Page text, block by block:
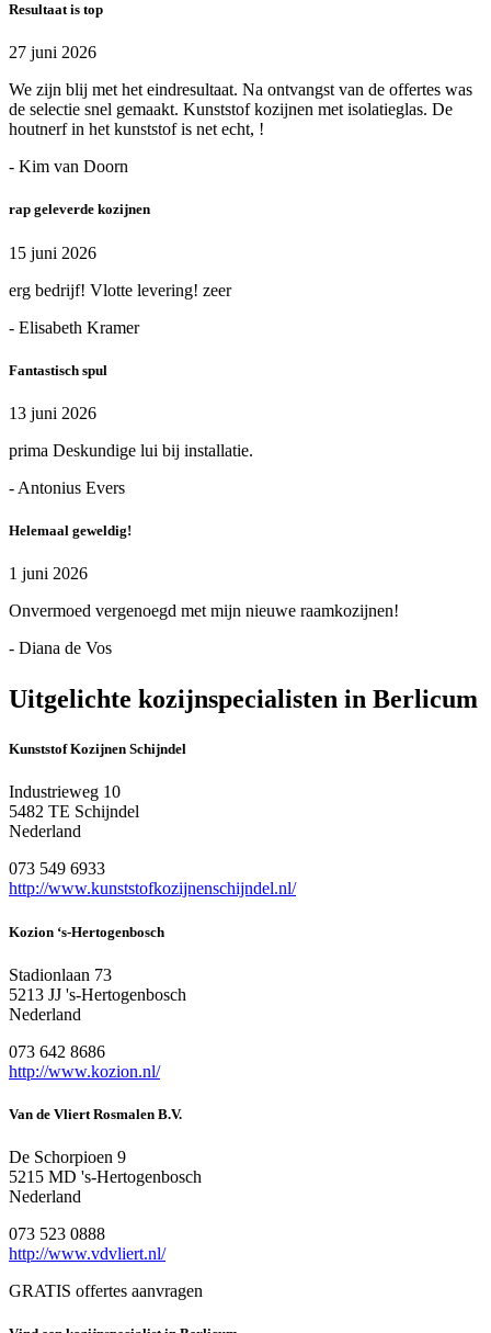
Resultaat is top
27 juni 2026
We zijn blij met het eindresultaat. Na ontvangst van de offertes was
de selectie snel gemaakt. Kunststof kozijnen met isolatieglas. De
houtnerf in het kunststof is net echt, !
- Kim van Doorn
rap geleverde kozijnen
15 juni 2026
erg bedrijf! Vlotte levering! zeer
- Elisabeth Kramer
Fantastisch spul
13 juni 2026
prima Deskundige lui bij installatie.
- Antonius Evers
Helemaal geweldig!
1 juni 2026
Onvermoed vergenoegd met mijn nieuwe raamkozijnen!
- Diana de Vos
Uitgelichte kozijnspecialisten in Berlicum
Kunststof Kozijnen Schijndel
Industrieweg 10
5482 TE Schijndel
Nederland
073 549 6933
http://www.kunststofkozijnenschijndel.nl/
Kozion ‘s-Hertogenbosch
Stadionlaan 73
5213 JJ 's-Hertogenbosch
Nederland
073 642 8686
http://www.kozion.nl/
Van de Vliert Rosmalen B.V.
De Schorpioen 9
5215 MD 's-Hertogenbosch
Nederland
073 523 0888
http://www.vdvliert.nl/
GRATIS offertes aanvragen